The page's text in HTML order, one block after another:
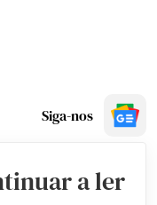
Siga-nos
a ler